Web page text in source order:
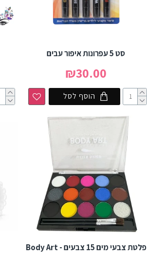
סט 5 עפרונות איפור עבים
₪30.00
הוסף לסל
פלטת צבעי מים 15 צבעים - Body Art